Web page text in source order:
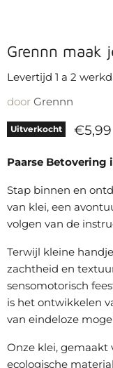
Grennn maak
Levertijd 1 a 2
door Grennn
Uitverkocht €5,99
Paarse Betovering
Stap binnen en
van klei, een
volgen van de
Terwijl kleine
zachtheid en
sensomotorisch
is het ontwikkelen
van eindeloze
Onze klei, gemaakt
ecologische